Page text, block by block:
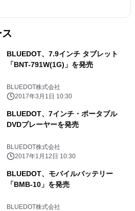
BLUEDOT、7.9インチ タブレット
「BNT-791W(1G)」を発売
BLUEDOT株式会社
2017年3月1日 10:30
BLUEDOT、7インチ・ポータブル
DVDプレーヤーを発売
BLUEDOT株式会社
2017年1月12日 10:30
BLUEDOT、モバイルバッテリー
「BMB-10」を発売
BLUEDOT株式会社